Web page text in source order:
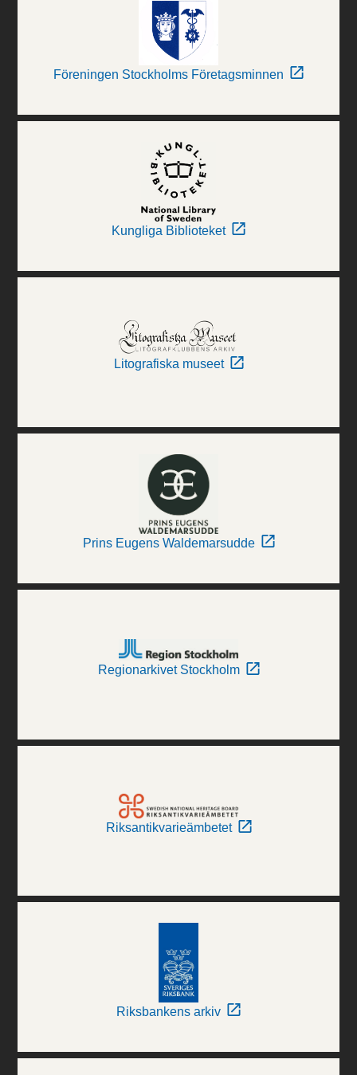
Föreningen Stockholms Företagsminnen
Kungliga Biblioteket
Litografiska museet
Prins Eugens Waldemarsudde
Regionarkivet Stockholm
Riksantikvarieämbetet
Riksbankens arkiv